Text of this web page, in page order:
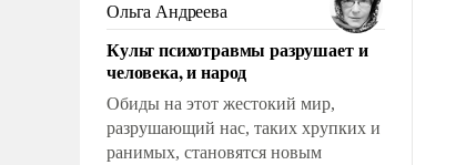
Ольга Андреева
Культ психотравмы разрушает и
человека, и народ
Обиды на этот жестокий мир,
разрушающий нас, таких хрупких и
ранимых, становятся новым